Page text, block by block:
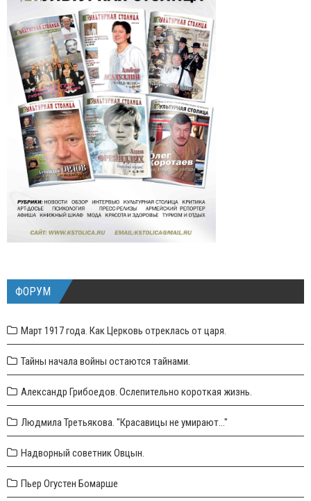
ФОРУМ
Март 1917 года. Как Церковь отреклась от царя.
Тайны начала войны остаются тайнами.
Александр Грибоедов. Ослепительно короткая жизнь.
Людмила Третьякова. "Красавицы не умирают..."
Надворный советник Овцын.
Пьер Огустен Бомарше